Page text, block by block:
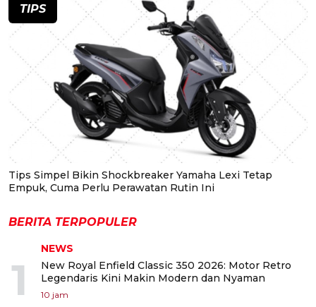
TIPS
Tips Simpel Bikin Shockbreaker Yamaha Lexi Tetap
Empuk, Cuma Perlu Perawatan Rutin Ini
BERITA TERPOPULER
1
NEWS
New Royal Enfield Classic 350 2026: Motor Retro
Legendaris Kini Makin Modern dan Nyaman
10 jam